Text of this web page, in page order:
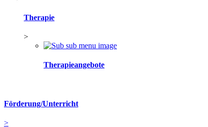
Therapie
>
Therapieangebote
Förderung/Unterricht
>